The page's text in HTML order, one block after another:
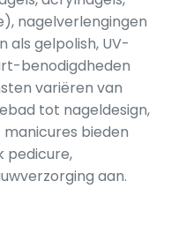
nagelverlengingen
als gelpolish, UV-
benodigdheden
variëren van
tot nageldesign,
bieden
pedicure,
aan.